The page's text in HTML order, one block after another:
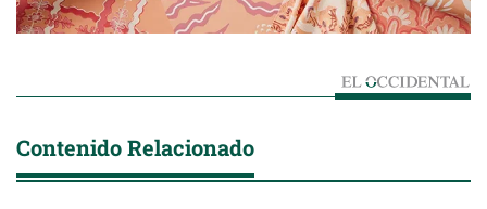
Contenido Relacionado